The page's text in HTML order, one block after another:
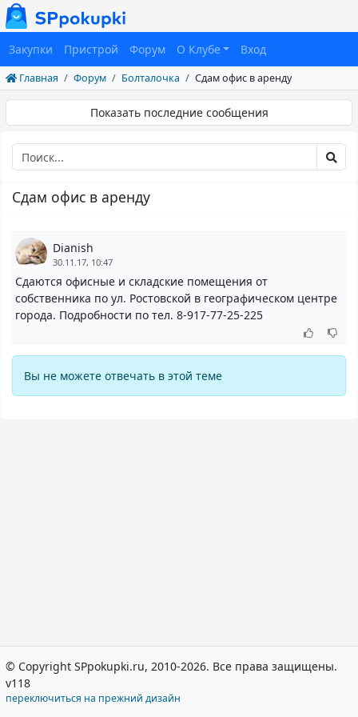
Закупки Пристрой Форум О Клубе Вход
Главная Форум Болталочка Сдам офис в аренду
Показать последние сообщения
Сдам офис в аренду
Dianish
30.11.17, 10:47
Сдаются офисные и складские помещения от
собственника по ул. Ростовской в географическом центре
города. Подробности по тел. 8-917-77-25-225
Вы не можете отвечать в этой теме
© Copyright SPpokupki.ru, 2010-2026. Все права защищены.
v118
переключиться на прежний дизайн